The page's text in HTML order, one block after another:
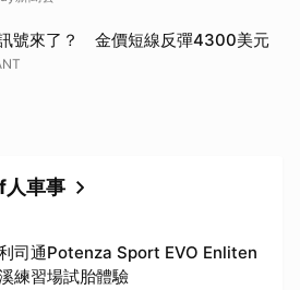
號來了？ 金價短線反彈4300美元
車事
司通Potenza Sport EVO Enliten
練習場試胎體驗